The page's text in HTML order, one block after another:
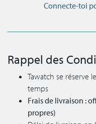
Connecte-toi
Rappel des
Tawatch se réserve
temps
Frais de livraison :
propres)